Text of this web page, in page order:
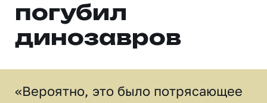
погубил
динозавров
«Вероятно, это было потрясающее